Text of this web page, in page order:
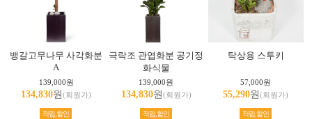
뱅갈고무나무 사각화분
A
139,000원
134,830원(회원가)
적립,할인
극락조 관엽화분 공기정
화식물
139,000원
134,830원(회원가)
적립,할인
탁상용 스투키
57,000원
55,290원(회원가)
적립,할인